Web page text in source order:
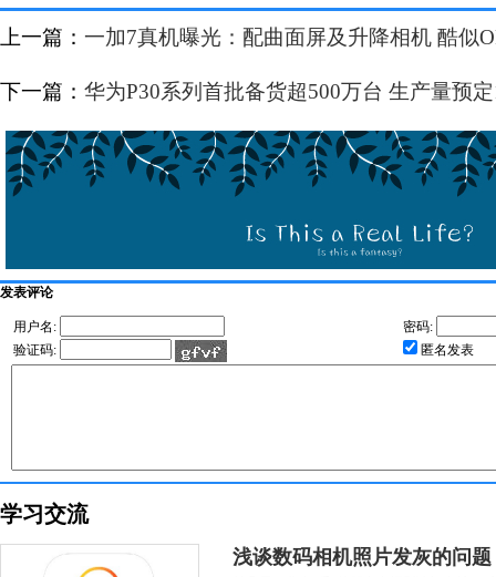
上一篇： 一加7真机曝光：配曲面屏及升降相机 酷似
下一篇： 华为P30系列首批备货超500万台 生产量预
发表评论
用户名:
密码:
验证码:
匿名发表
学习交流
浅谈数码相机照片发灰的问题